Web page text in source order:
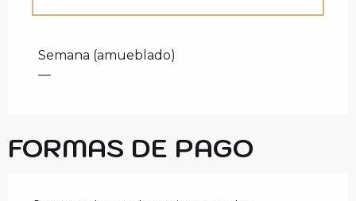
Semana (amueblado)
—
FORMAS DE PAGO